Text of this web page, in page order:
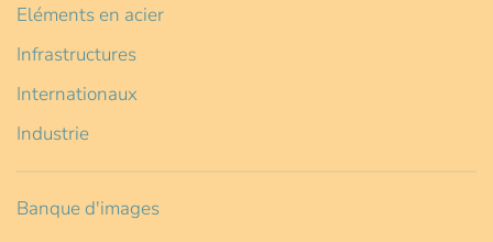
Eléments en acier
Infrastructures
Internationaux
Industrie
Banque d'images